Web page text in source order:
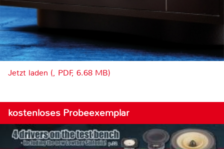
Jetzt laden (, PDF, 6.68 MB)
kostenloses Probeexemplar